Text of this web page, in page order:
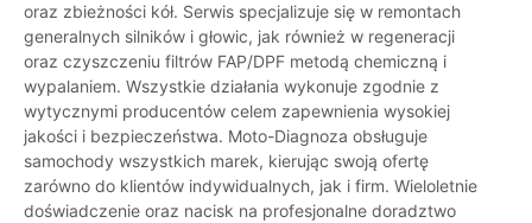
oraz zbieżności kół. Serwis specjalizuje się w remontach
generalnych silników i głowic, jak również w regeneracji
oraz czyszczeniu filtrów FAP/DPF metodą chemiczną i
wypalaniem. Wszystkie działania wykonuje zgodnie z
wytycznymi producentów celem zapewnienia wysokiej
jakości i bezpieczeństwa. Moto-Diagnoza obsługuje
samochody wszystkich marek, kierując swoją ofertę
zarówno do klientów indywidualnych, jak i firm. Wieloletnie
doświadczenie oraz nacisk na profesjonalne doradztwo